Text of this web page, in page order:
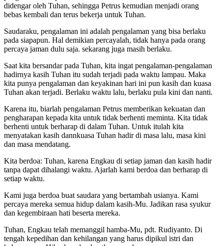
didengar oleh Tuhan, sehingga Petrus kemudian menjadi orang
bebas kembali dan terus bekerja untuk Tuhan.
Saudaraku, pengalaman ini adalah pengalaman yang bisa berlaku
pada siapapun. Hal demikian percayalah, tidak hanya pada orang
percaya jaman dulu saja. sekarang juga masih berlaku.
Saat kita bersandar pada Tuhan, kita ingat pengalaman-pengalaman
hadirnya kasih Tuhan itu sudah terjadi pada waktu lampau. Maka
kita punya pengalaman dan keyakinan hari ini pun kasih dan kuasa
Tuhan akan terjadi. Berlaku waktu lalu, berlaku pula kini dan nanti.
Karena itu, biarlah pengalaman Petrus memberikan kekuatan dan
pengharapan kepada kita untuk tidak berhenti meminta. Kita tidak
berhenti untuk berharap di dalam Tuhan. Untuk itulah kita
menyatakan kasih dannkuasa Tuhan hadir di masa lalu, masa kini
dan masa mendatang.
Kita berdoa: Tuhan, karena Engkau di setiap jaman dan kasih hadir
tanpa dapat dihalangi waktu. Ajarlah kami berdoa dan berharap di
setiap waktu.
Kami juga berdoa buat saudara yang bertambah usianya. Kami
percaya mereka semua hidup dalam kasih-Mu. Jadikan rasa syukur
dan kegembiraan hati beserta mereka.
Tuhan, Engkau telah memanggil hamba-Mu, pdt. Rudiyanto. Di
tengah kepedihan dan kehilangan yang harus dipikul istri dan